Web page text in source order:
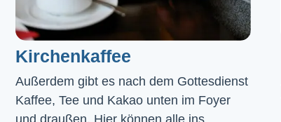
Kirchenkaffee
Außerdem gibt es nach dem Gottesdienst
Kaffee, Tee und Kakao unten im Foyer